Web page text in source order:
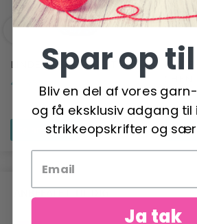
LINDEHOBBY VELVET LUX
45,95 DKK
Se produktet
56,95
Se
ANBEFALET TIL DIG
Spar op
Bliv en del af vores
og få eksklusiv adgang
strikkeopskrifter og
Ja tak